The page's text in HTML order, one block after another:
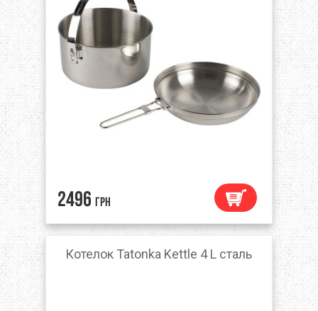
2496 грн
Котелок Tatonka Kettle 4 L сталь